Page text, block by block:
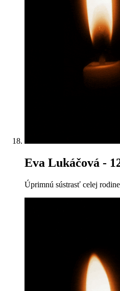
Eva Lukáčová -
Úprimnú sústrasť celej